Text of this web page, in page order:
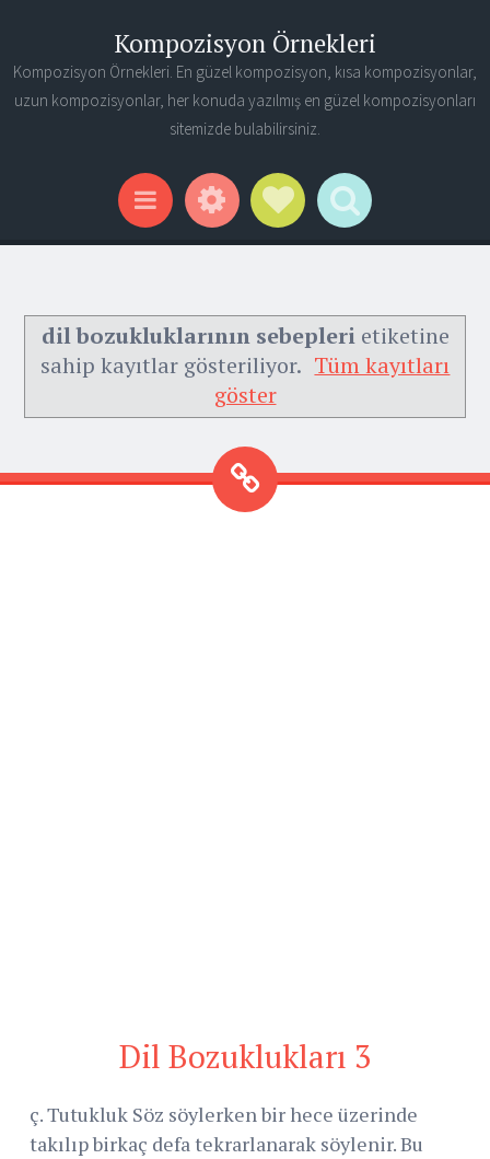
Kompozisyon Örnekleri
Kompozisyon Örnekleri. En güzel kompozisyon, kısa kompozisyonlar,
uzun kompozisyonlar, her konuda yazılmış en güzel kompozisyonları
sitemizde bulabilirsiniz.
Menu WidgetsSocial Links
Search
dil bozukluklarının sebeplerietiketine
sahip kayıtlar gösteriliyor. Tüm kayıtları
göster
Dil Bozuklukları 3
ç. Tutukluk Söz söylerken bir hece üzerinde
takılıp birkaç defa tekrarlanarak söylenir. Bu